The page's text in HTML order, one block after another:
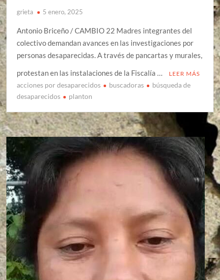
grieta 5 enero, 2025
Antonio Briceño / CAMBIO 22 Madres integrantes del
colectivo demandan avances en las investigaciones por
personas desaparecidas. A través de pancartas y murales,
protestan en las instalaciones de la Fiscalía …
LEER MÁS
acciones por desaparecidos buscadoras
búsqueda de
desaparecidos
planton